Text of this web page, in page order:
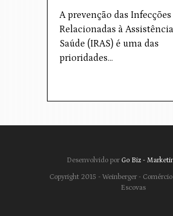
A prevenção das Infecções
Relacionadas à
Saúde (IRAS) é uma das
prioridades…
Desenvolvido por Go Biz -
Copyright 2015 - Weinberger -
Escovas